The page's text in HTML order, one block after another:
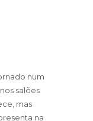
num
salões
mas
na